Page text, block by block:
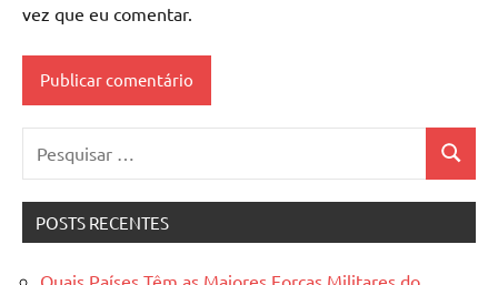
vez que eu comentar.
POSTS RECENTES
Quais Países Têm as Maiores Forças Militares do